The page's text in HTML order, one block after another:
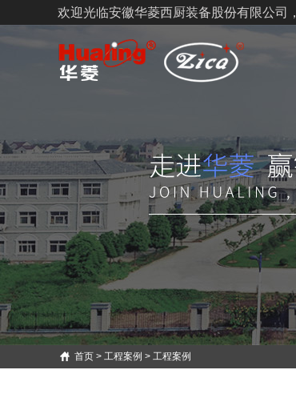
欢迎光临安徽华菱西厨装备股份有限公司，
首页 > 工程案例 > 工程案例